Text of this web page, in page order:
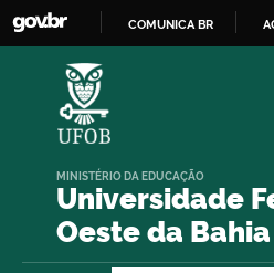
COMUNICA BR
Universidade
Oeste da Bahia
MINISTÉRIO DA EDUCAÇÃO